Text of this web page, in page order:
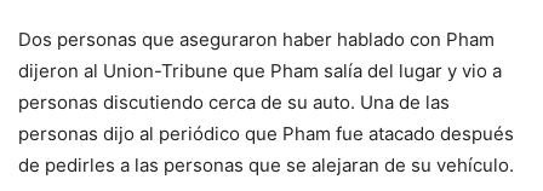
Dos personas que aseguraron haber hablado con Pham
dijeron al Union-Tribune que Pham salía del lugar y vio a
personas discutiendo cerca de su auto. Una de las
personas dijo al periódico que Pham fue atacado después
de pedirles a las personas que se alejaran de su vehículo.